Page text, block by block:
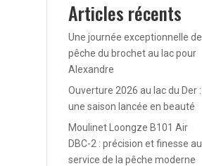
Articles récents
Une journée exceptionnelle de
pêche du brochet au lac pour
Alexandre
Ouverture 2026 au lac du Der :
une saison lancée en beauté
Moulinet Loongze B101 Air
DBC-2 : précision et finesse au
service de la pêche moderne